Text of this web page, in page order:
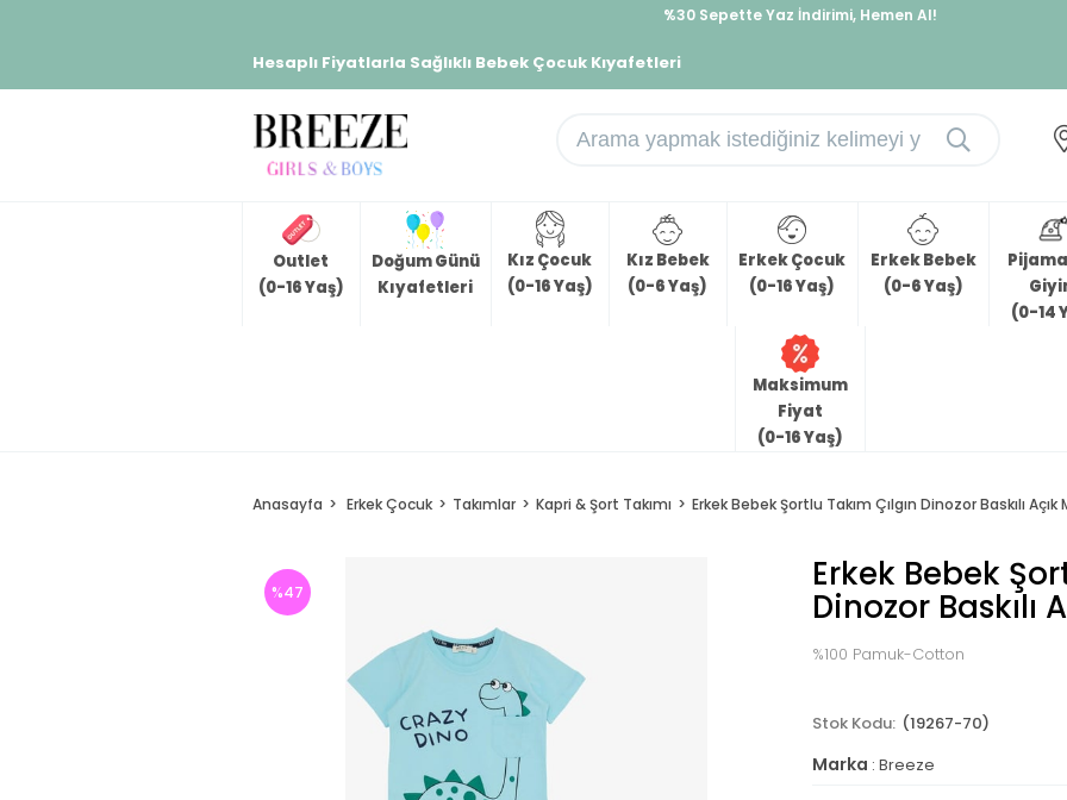
İndirimlere ek %10 İndirimi Kap, Hemen Üye Ol!
Hesaplı Fiyatlarla Sağlıklı Bebek Çocuk Kıyafetleri
Outlet
(0-16 Yaş)
Doğum Günü
Kıyafetleri
Kız Çocuk
(0-16 Yaş)
Kız Bebek
(0-6 Yaş)
Erkek Çocuk
(0-16 Yaş)
Erkek Bebek
(0-6 Yaş)
(0-14
Maksimum
Fiyat
(0-16 Yaş)
Anasayfa Erkek Çocuk Takımlar Kapri & Şort Takımı Erkek Bebek Şortlu Takım Çılgın Dinozor Baskılı Açık
%47 Erkek Bebek
Dinozor Baskılı
%100 Pamuk-Cotton
(19267-70)
Marka : Breeze